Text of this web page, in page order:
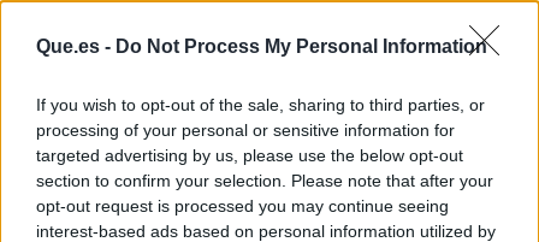
Que.es - Do Not Process My Personal Information
If you wish to opt-out of the sale, sharing to third parties, or
processing of your personal or sensitive information for
targeted advertising by us, please use the below opt-out
section to confirm your selection. Please note that after your
opt-out request is processed you may continue seeing
interest-based ads based on personal information utilized by